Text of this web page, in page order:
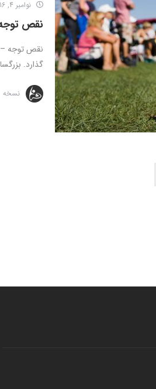
نوامبر 4, 2016
نقص
نقص توجه –
گذارد.
نسخه